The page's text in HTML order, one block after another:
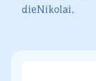
dieNikolai.